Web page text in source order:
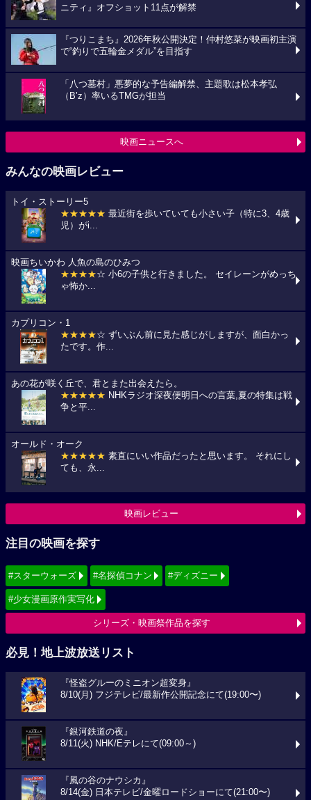
ニティ』オフショット11点が解禁
『つりこまち』2026年秋公開決定！仲村悠菜が映画初主演
で“釣りで五輪金メダル”を目指す
「八つ墓村」悪夢的な予告編解禁、主題歌は松本孝弘
（B’z）率いるTMGが担当
映画ニュースへ
みんなの映画レビュー
トイ・ストーリー5
★★★★★ 最近街を歩いていても小さい子（特に3、4歳
児）がi...
映画ちいかわ 人魚の島のひみつ
★★★★☆ 小6の子供と行きました。 セイレーンがめっち
ゃ怖か...
カプリコン・1
★★★★☆ ずいぶん前に見た感じがしますが、面白かっ
たです。作...
あの花が咲く丘で、君とまた出会えたら。
★★★★★ NHKラジオ深夜便明日への言葉,夏の特集は戦
争と平...
オールド・オーク
★★★★★ 素直にいい作品だったと思います。 それにし
ても、永...
映画レビュー
注目の映画を探す
#スターウォーズ #名探偵コナン #ディズニー
#少女漫画原作実写化
シリーズ・映画祭作品を探す
必見！地上波放送リスト
『怪盗グルーのミニオン超変身』
8/10(月) フジテレビ/最新作公開記念にて(19:00〜)
『銀河鉄道の夜』
8/11(火) NHK/Eテレにて(09:00～)
『風の谷のナウシカ』
8/14(金) 日本テレビ/金曜ロードショーにて(21:00〜)